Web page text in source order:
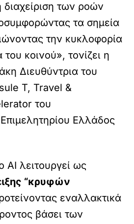
διαχείριση των ροών
τα σημεία
την κυκλοφορία
του κοινού», τονίζει η
Διευθύντρια του
T, Travel &
του
Ελλάδος
λειτουργεί ως
“κρυφών
εναλλακτικά
βάσει των